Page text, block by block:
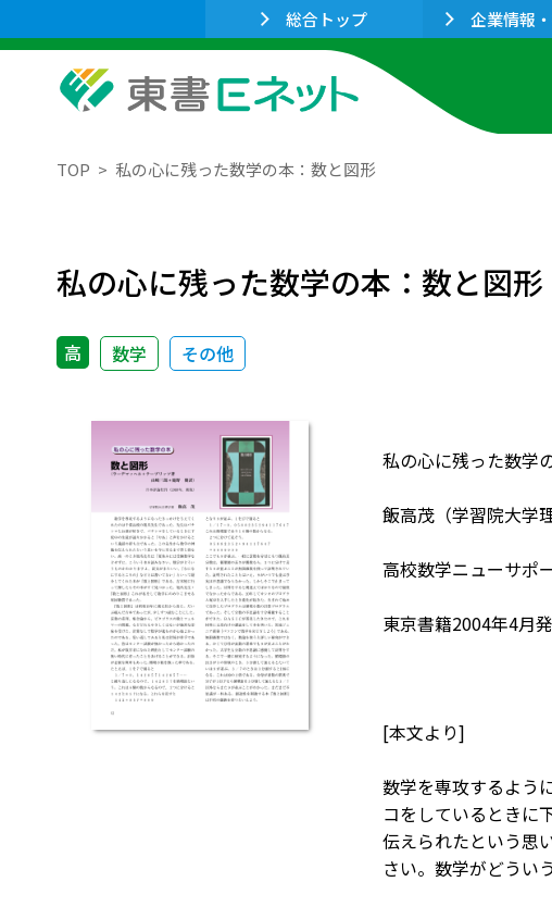
総合トップ 企業情報
TOP 私の心に残った数学の本：数と図形
私の心に残った数学の本：数と図形
高 数学 その他
私の心に残った数学
飯高茂（学習院大学
高校数学ニューサポ
東京書籍2004年4月
[本文より]
数学を専攻するよう
コをしているときに
伝えられたという思
さい。数学がどうい